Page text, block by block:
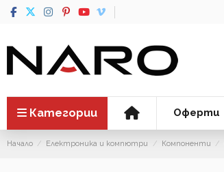
Категории Оферти
Начало Електроника и компютри Компоненти